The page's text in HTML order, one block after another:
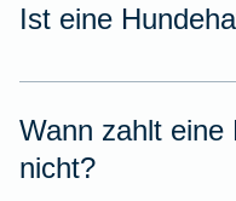
Ist eine
Wann zahlt eine
nicht?